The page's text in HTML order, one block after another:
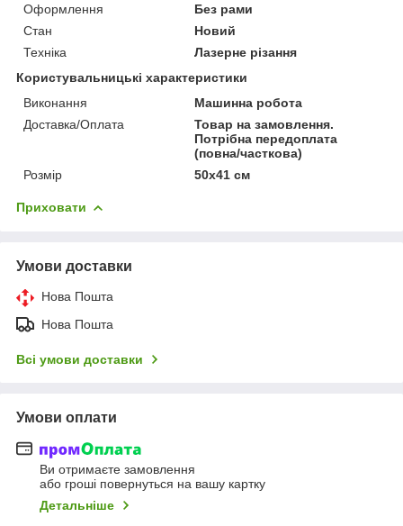
Оформлення
Без рами
Стан
Новий
Техніка
Лазерне різання
Користувальницькі характеристики
Виконання
Машинна робота
Доставка/Оплата
Товар на замовлення.
Потрібна передоплата
(повна/часткова)
Розмір
50х41 см
Приховати
Умови доставки
Нова Пошта
Нова Пошта
Всі умови доставки
Умови оплати
Ви отримаєте замовлення
або гроші повернуться на вашу картку
Детальніше